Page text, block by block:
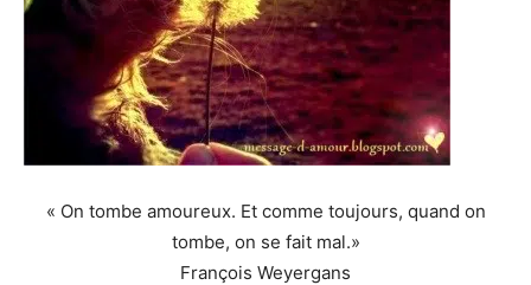
« On tombe amoureux. Et comme toujours, quand on
tombe, on se fait mal.»
François Weyergans